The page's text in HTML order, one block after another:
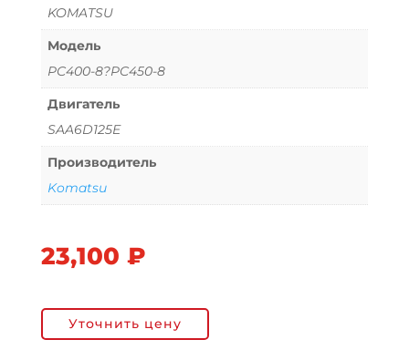
KOMATSU
Модель
PC400-8?PC450-8
Двигатель
SAA6D125E
Производитель
Komatsu
23,100 ₽
Уточнить цену